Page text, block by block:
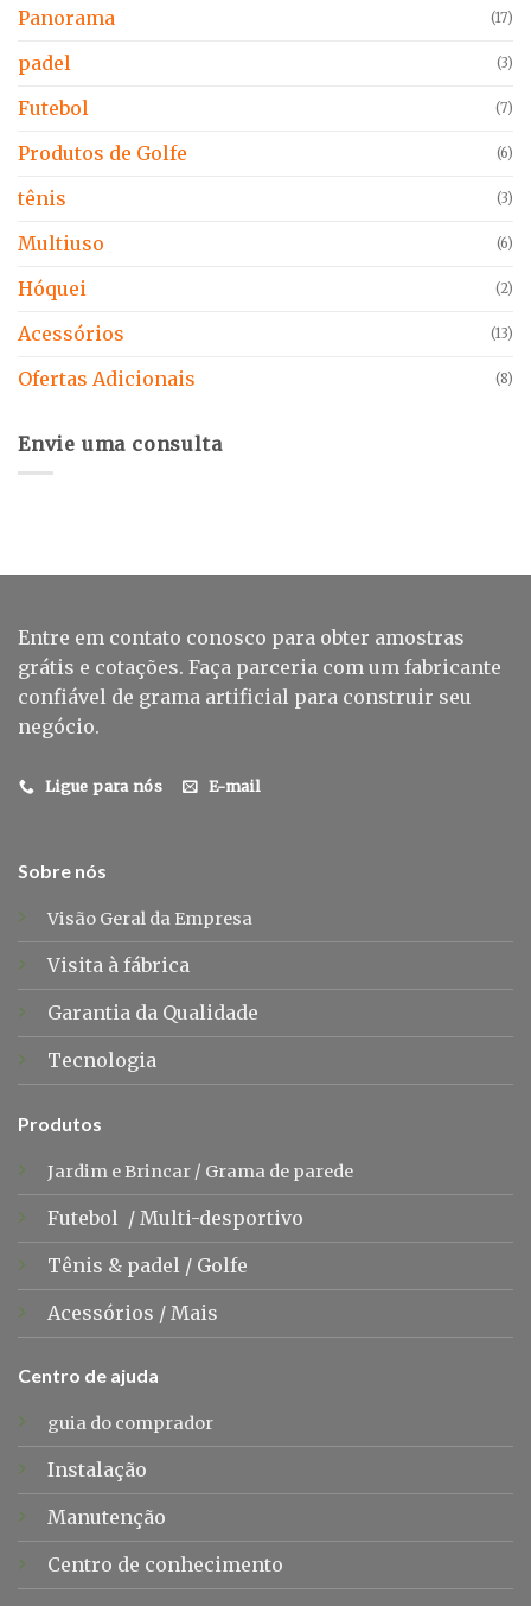
Panorama (17)
padel (3)
Futebol (7)
Produtos de Golfe (6)
tênis (3)
Multiuso (6)
Hóquei (2)
Acessórios (13)
Ofertas Adicionais (8)
Envie uma consulta
Entre em contato conosco para obter amostras
grátis e cotações. Faça parceria com um fabricante
confiável de grama artificial para construir seu
negócio.
Ligue para nós E-mail
Sobre nós
Visão Geral da Empresa
Visita à fábrica
Garantia da Qualidade
Tecnologia
Produtos
Jardim e Brincar/ Grama de parede
Futebol / Multi-desportivo
Tênis & padel / Golfe
Acessórios / Mais
Centro de ajuda
guia do comprador
Instalação
Manutenção
Centro de conhecimento